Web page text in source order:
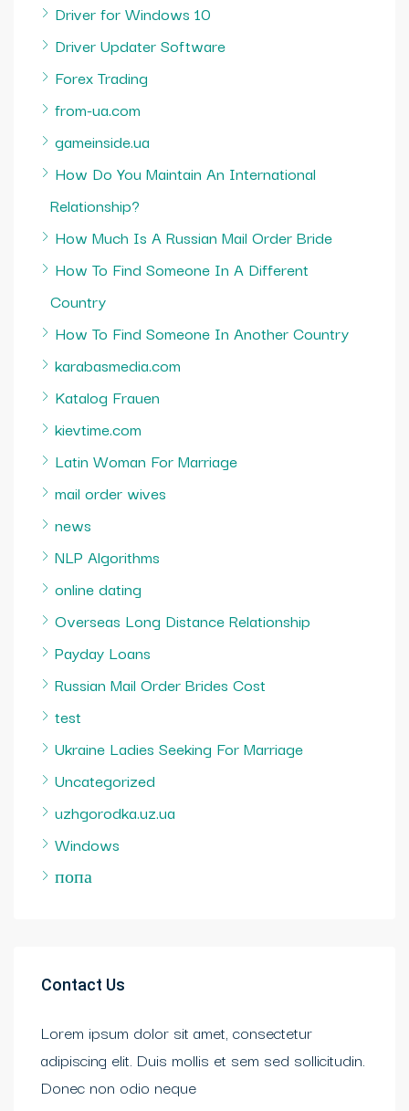
Driver for Windows 10
Driver Updater Software
Forex Trading
from-ua.com
gameinside.ua
How Do You Maintain An International
Relationship?
How Much Is A Russian Mail Order Bride
How To Find Someone In A Different
Country
How To Find Someone In Another Country
karabasmedia.com
Katalog Frauen
kievtime.com
Latin Woman For Marriage
mail order wives
news
NLP Algorithms
online dating
Overseas Long Distance Relationship
Payday Loans
Russian Mail Order Brides Cost
test
Ukraine Ladies Seeking For Marriage
Uncategorized
uzhgorodka.uz.ua
Windows
попа
Contact Us
Lorem ipsum dolor sit amet, consectetur
adipiscing elit. Duis mollis et sem sed sollicitudin.
Donec non odio neque